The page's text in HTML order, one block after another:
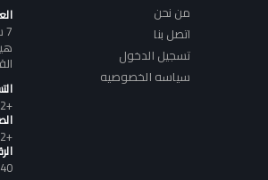
من نحن
اتصل بنا
تسجيل الدخول
سياسه الخصوصيه
+201101017272
+201101017272